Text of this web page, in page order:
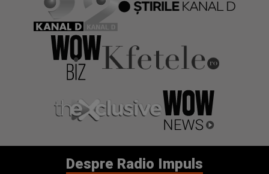
Despre Radio Impuls